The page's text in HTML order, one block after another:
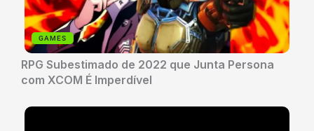
GAMES
RPG Subestimado de 2022 que Junta Persona
com XCOM É Imperdível